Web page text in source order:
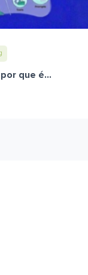
que é...